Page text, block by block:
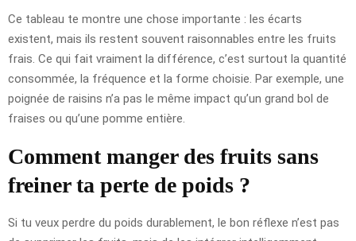
Ce tableau te montre une chose importante : les écarts
existent, mais ils restent souvent raisonnables entre les fruits
frais. Ce qui fait vraiment la différence, c’est surtout la quantité
consommée, la fréquence et la forme choisie. Par exemple, une
poignée de raisins n’a pas le même impact qu’un grand bol de
fraises ou qu’une pomme entière.
Comment manger des fruits sans
freiner ta perte de poids ?
Si tu veux perdre du poids durablement, le bon réflexe n’est pas